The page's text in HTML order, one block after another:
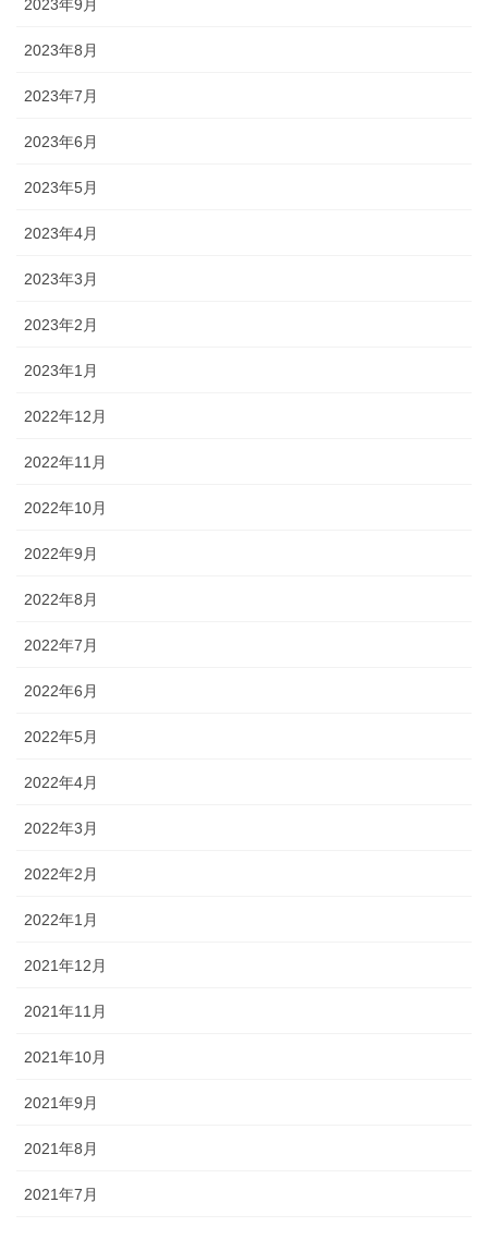
2023年9月
2023年8月
2023年7月
2023年6月
2023年5月
2023年4月
2023年3月
2023年2月
2023年1月
2022年12月
2022年11月
2022年10月
2022年9月
2022年8月
2022年7月
2022年6月
2022年5月
2022年4月
2022年3月
2022年2月
2022年1月
2021年12月
2021年11月
2021年10月
2021年9月
2021年8月
2021年7月